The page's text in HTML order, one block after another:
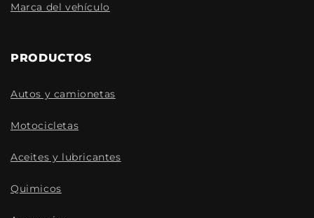
Marca del vehículo
PRODUCTOS
Autos y camionetas
Motocicletas
Aceites y lubricantes
Quimicos